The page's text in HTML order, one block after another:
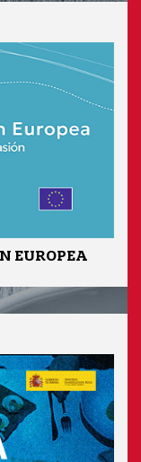
EUROPEA